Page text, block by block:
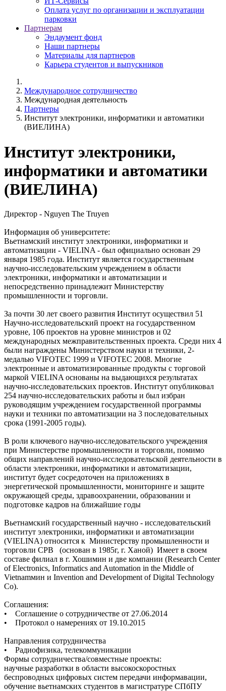
Оплата услуг по организации и эксплуатации
парковки
Партнерам
Эндаумент фонд
Наши партнеры
Материалы для партнеров
Карьера студентов и выпускников
Международное сотрудничество
Международная деятельность
Партнеры
Институт электроники, информатики и автоматики
(ВИЕЛИНА)
Институт электроники,
информатики и автоматики
(ВИЕЛИНА)
Директор - Nguyen The Truyen
Информация об университете:
Вьетнамский институт электроники, информатики и
автоматизации - VIELINA - был официально основан 29
января 1985 года. Институт является государственным
научно-исследовательским учреждением в области
электроники, информатики и автоматизации и
непосредственно принадлежит Министерству
промышленности и торговли.
За почти 30 лет своего развития Институт осуществил 51
Научно-исследовательский проект на государственном
уровне, 106 проектов на уровне министров и 02
международных межправительственных проекта. Среди них 4
были награждены Министерством науки и техники, 2-
медалью VIFOTEC 1999 и VIFOTEC 2008. Многие
электронные и автоматизированные продукты с торговой
маркой VIELINA основаны на выдающихся результатах
научно-исследовательских проектов. Институт опубликовал
254 научно-исследовательских работы и был избран
руководящим учреждением государственной программы
науки и техники по автоматизации на 3 последовательных
срока (1991-2005 годы).
В роли ключевого научно-исследовательского учреждения
при Министерстве промышленности и торговли, помимо
общих направлений научно-исследовательской деятельности в
области электроники, информатики и автоматизации,
институт будет сосредоточен на приложениях в
энергетической промышленности, мониторинге и защите
окружающей среды, здравоохранении, образовании и
подготовке кадров на ближайшие годы
Вьетнамский государственный научно - исследовательский
институт электроники, информатики и автоматизации
(VIELINA) относится к Министерству промышленности и
торговли СРВ (основан в 1985г, г. Ханой) Имеет в своем
составе филиал в г. Хошимин и две компании (Research Center
of Electronics, Informatics and Automation in the Middle of
Vietnamмин и Invention and Development of Digital Technology
Co).
Соглашения:
• Соглашение о сотрудничестве от 27.06.2014
• Протокол о намерениях от 19.10.2015
Направления сотрудничества
• Радиофизика, телекоммуникации
Формы сотрудничества/совместные проекты:
научные разработки в области высокоскоростных
беспроводных цифровых систем передачи информавации,
обучение вьетнамских студентов в магистратуре СПбПУ